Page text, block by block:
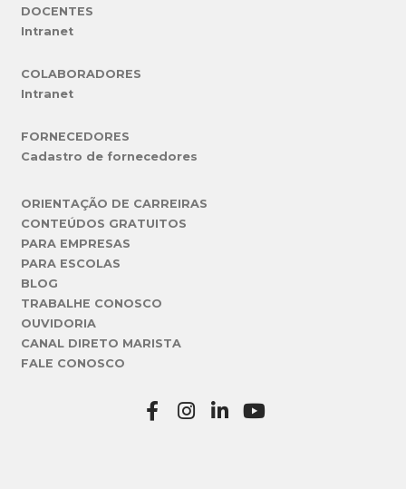
DOCENTES
Intranet
COLABORADORES
Intranet
FORNECEDORES
Cadastro de fornecedores
ORIENTAÇÃO DE CARREIRAS
CONTEÚDOS GRATUITOS
PARA EMPRESAS
PARA ESCOLAS
BLOG
TRABALHE CONOSCO
OUVIDORIA
CANAL DIRETO MARISTA
FALE CONOSCO